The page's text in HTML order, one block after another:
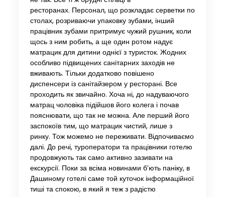
ресторанах. Персонал, що розкладає серветки по
столах, розриваючи упаковку зубами, інший
працівник зубами притримує чужий рушник, коли
щось з ним робить, а ще один ротом надує
матрацик для дитини однієї з туристок. Жодних
особливо підвищених санітарних заходів не
вживають. Тільки додатково повішено
диспенсери із санітайзером у ресторані. Все
проходить як звичайно. Хоча ні, до надуваючого
матрац чоловіка підійшов його колега і почав
пояснювати, що так не можна. Але перший його
заспокоїв тим, що матрацик чистий, лише з
ринку. Тож можемо не переживати. Відпочиваємо
далі. До речі, туроператори та працівники готелю
продовжують так само активно зазивати на
екскурсії. Поки за всіма новинами б’ють паніку, в
Дашиному готелі саме той куточок інформаційної
тиші та спокою, в який я теж з радістю